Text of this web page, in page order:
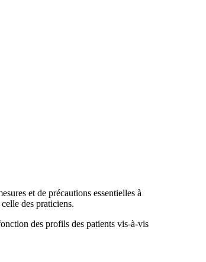
et de précautions essentielles à
des praticiens.
des profils des patients vis-à-vis